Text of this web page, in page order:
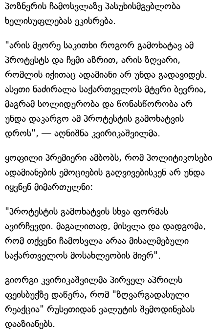
პოზნერის ჩამოსვლაზე პასუხისმგებლობა
ხელისუფლებას ეკისრება.
"არის მეორე საკითხი როგორ გამოხატავ ამ
პროტესტს და ჩემი აზრით, არის ზღვარი,
რომლის იქითაც ადამიანი არ უნდა გადავიდეს.
ასეთი ნაძირალა საქართველოს მტერი ბევრია,
მაგრამ სოლიდურობა და წონასწორობა არ
უნდა დაკარგო ამ პროტესტის გამოხატვის
დროს", — აღნიშნა კვირიკაშვილმა.
ყოფილი პრემიერი ამბობს, რომ პოლიტიკოსები
ადამიანების ემოციების გაღვივებისკენ არ უნდა
იყვნენ მიმართულნი:
"პროტესტის გამოხატვის სხვა ფორმას
ავირჩევდი. მაგალითად, მისვლა და დადგომა,
რომ თქვენი ჩამოსვლა არაა მისალმებული
საქართველოს მოსახლეობის მიერ".
გიორგი კვირიკაშვილმა პირველ აპრილს
ფეისბუქზე დაწერა, რომ "ზღვარგადასული
რეაქცია" რუსეთიდან ვალუტის შემოდინებას
დააზიანებს.